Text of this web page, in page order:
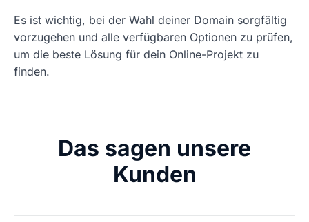
Es ist wichtig, bei der Wahl deiner Domain sorgfältig
vorzugehen und alle verfügbaren Optionen zu prüfen,
um die beste Lösung für dein Online-Projekt zu
finden.
Das sagen unsere
Kunden